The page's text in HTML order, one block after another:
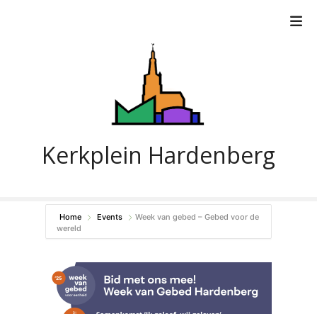
Kerkplein Hardenberg
Home Events
Week van gebed – Gebed voor de
wereld